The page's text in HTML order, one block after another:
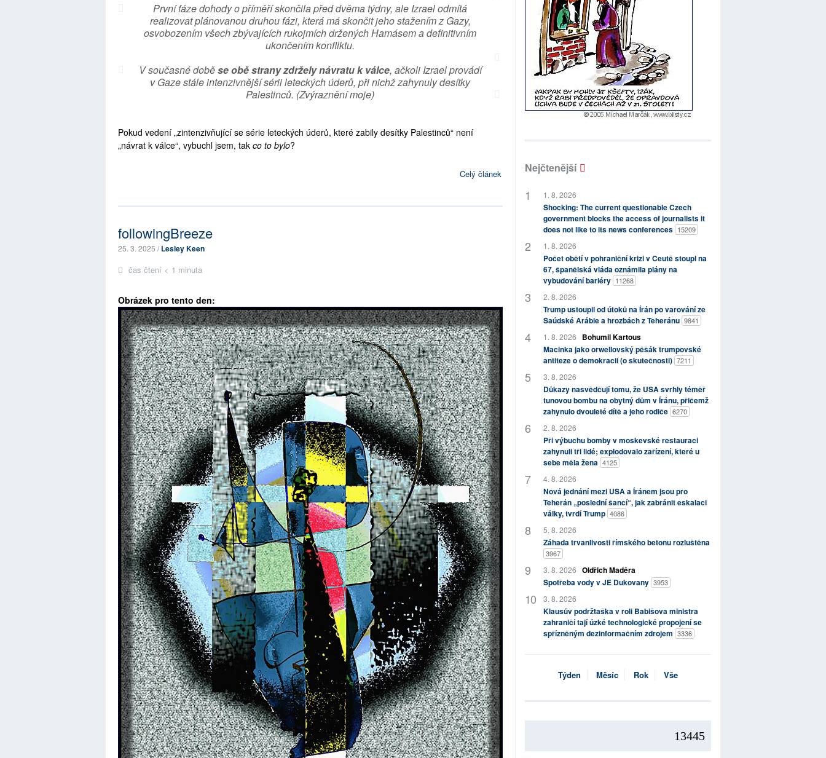
První fáze dohody o příměří skončila před dvěma týdny, ale Izrael odmítá
realizovat plánovanou druhou fázi, která má skončit jeho stažením z Gazy,
osvobozením všech zbývajících rukojmích držených Hamásem a definitivním
ukončením konfliktu.
V současné doběse obě strany zdržely návratu k válce, ačkoli Izrael provádí
v Gaze stále intenzivnější sérii leteckých úderů, při nichž zahynuly desítky
Palestinců. (Zvýraznění moje)
Pokud vedení „zintenzivňující se série leteckých úderů, které zabily desítky Palestinců“ není
„návrat k válce“, vybuchl jsem, tak co to bylo?
Celý článek
followingBreeze
25. 3. 2025 /Lesley Keen
čas čtení < 1 minuta
Obrázek pro tento den:
Nejčtenější
1. 8. 2026
Shocking: The current questionable Czech
government blocks the access of journalists it
does not like to its news conferences 15209
1. 8. 2026
Počet obětí v pohraniční krizi v Ceutě stoupl na
67, španělská vláda oznámila plány na
vybudování bariéry 11268
2. 8. 2026
Trump ustoupil od útoků na Írán po varování ze
Saúdské Arábie a hrozbách z Teheránu 9841
1. 8. 2026
Bohumil Kartous
Macinka jako orwellovský pěšák trumpovské
antiteze o demokracii (o skutečnosti) 7211
3. 8. 2026
Důkazy nasvědčují tomu, že USA svrhly téměř
tunovou bombu na obytný dům v Íránu, přičemž
zahynulo dvouleté dítě a jeho rodiče 6270
2. 8. 2026
Při výbuchu bomby v moskevské restauraci
zahynuli tři lidé; explodovalo zařízení, které u
sebe měla žena 4125
4. 8. 2026
Nová jednání mezi USA a Íránem jsou pro
Teherán „poslední šancí“, jak zabránit eskalaci
války, tvrdí Trump 4086
5. 8. 2026
Záhada trvanlivosti římského betonu rozluštěna
3967
3. 8. 2026 Oldřich Maděra
Spotřeba vody v JE Dukovany 3953
3. 8. 2026
Klausův podržtaška v roli Babišova ministra
zahraničí tají úzké technologické propojení se
spřízněným dezinformačním zdrojem 3336
Týden Měsíc Rok Vše
13445